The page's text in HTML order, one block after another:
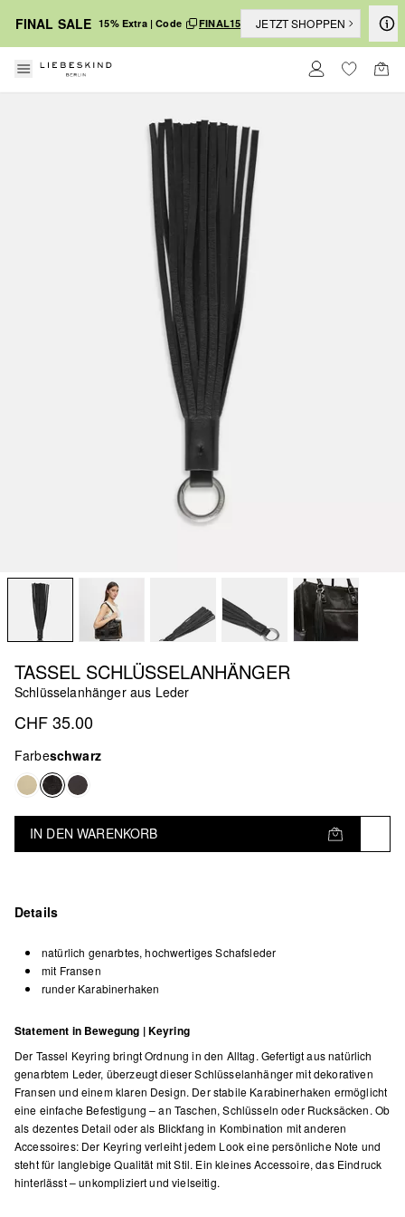
FINAL SALE 15% Extra | Code FINAL15 JETZT SHOPPEN
TASSEL SCHLÜSSELANHÄNGER
Schlüsselanhänger aus Leder
CHF 35.00
Farbeschwarz
IN DEN WARENKORB
Details
natürlich genarbtes, hochwertiges Schafsleder
mit Fransen
runder Karabinerhaken
Statement in Bewegung | Keyring
Der Tassel Keyring bringt Ordnung in den Alltag. Gefertigt aus natürlich
genarbtem Leder, überzeugt dieser Schlüsselanhänger mit dekorativen
Fransen und einem klaren Design. Der stabile Karabinerhaken ermöglicht
eine einfache Befestigung – an Taschen, Schlüsseln oder Rucksäcken. Ob
als dezentes Detail oder als Blickfang in Kombination mit anderen
Accessoires: Der Keyring verleiht jedem Look eine persönliche Note und
steht für langlebige Qualität mit Stil. Ein kleines Accessoire, das Eindruck
hinterlässt – unkompliziert und vielseitig.